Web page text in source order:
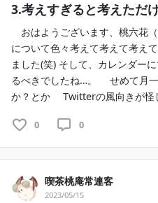
3.考えすぎると考えただ
おはようございます、桃六花
について色々考えて考えて考え
ました(笑) そして、カレンダー
るべきでしたね…。 せめて月一
か？とか Twitterの風向きが怪
0 0
喫茶桃庵常連客
2023/05/15